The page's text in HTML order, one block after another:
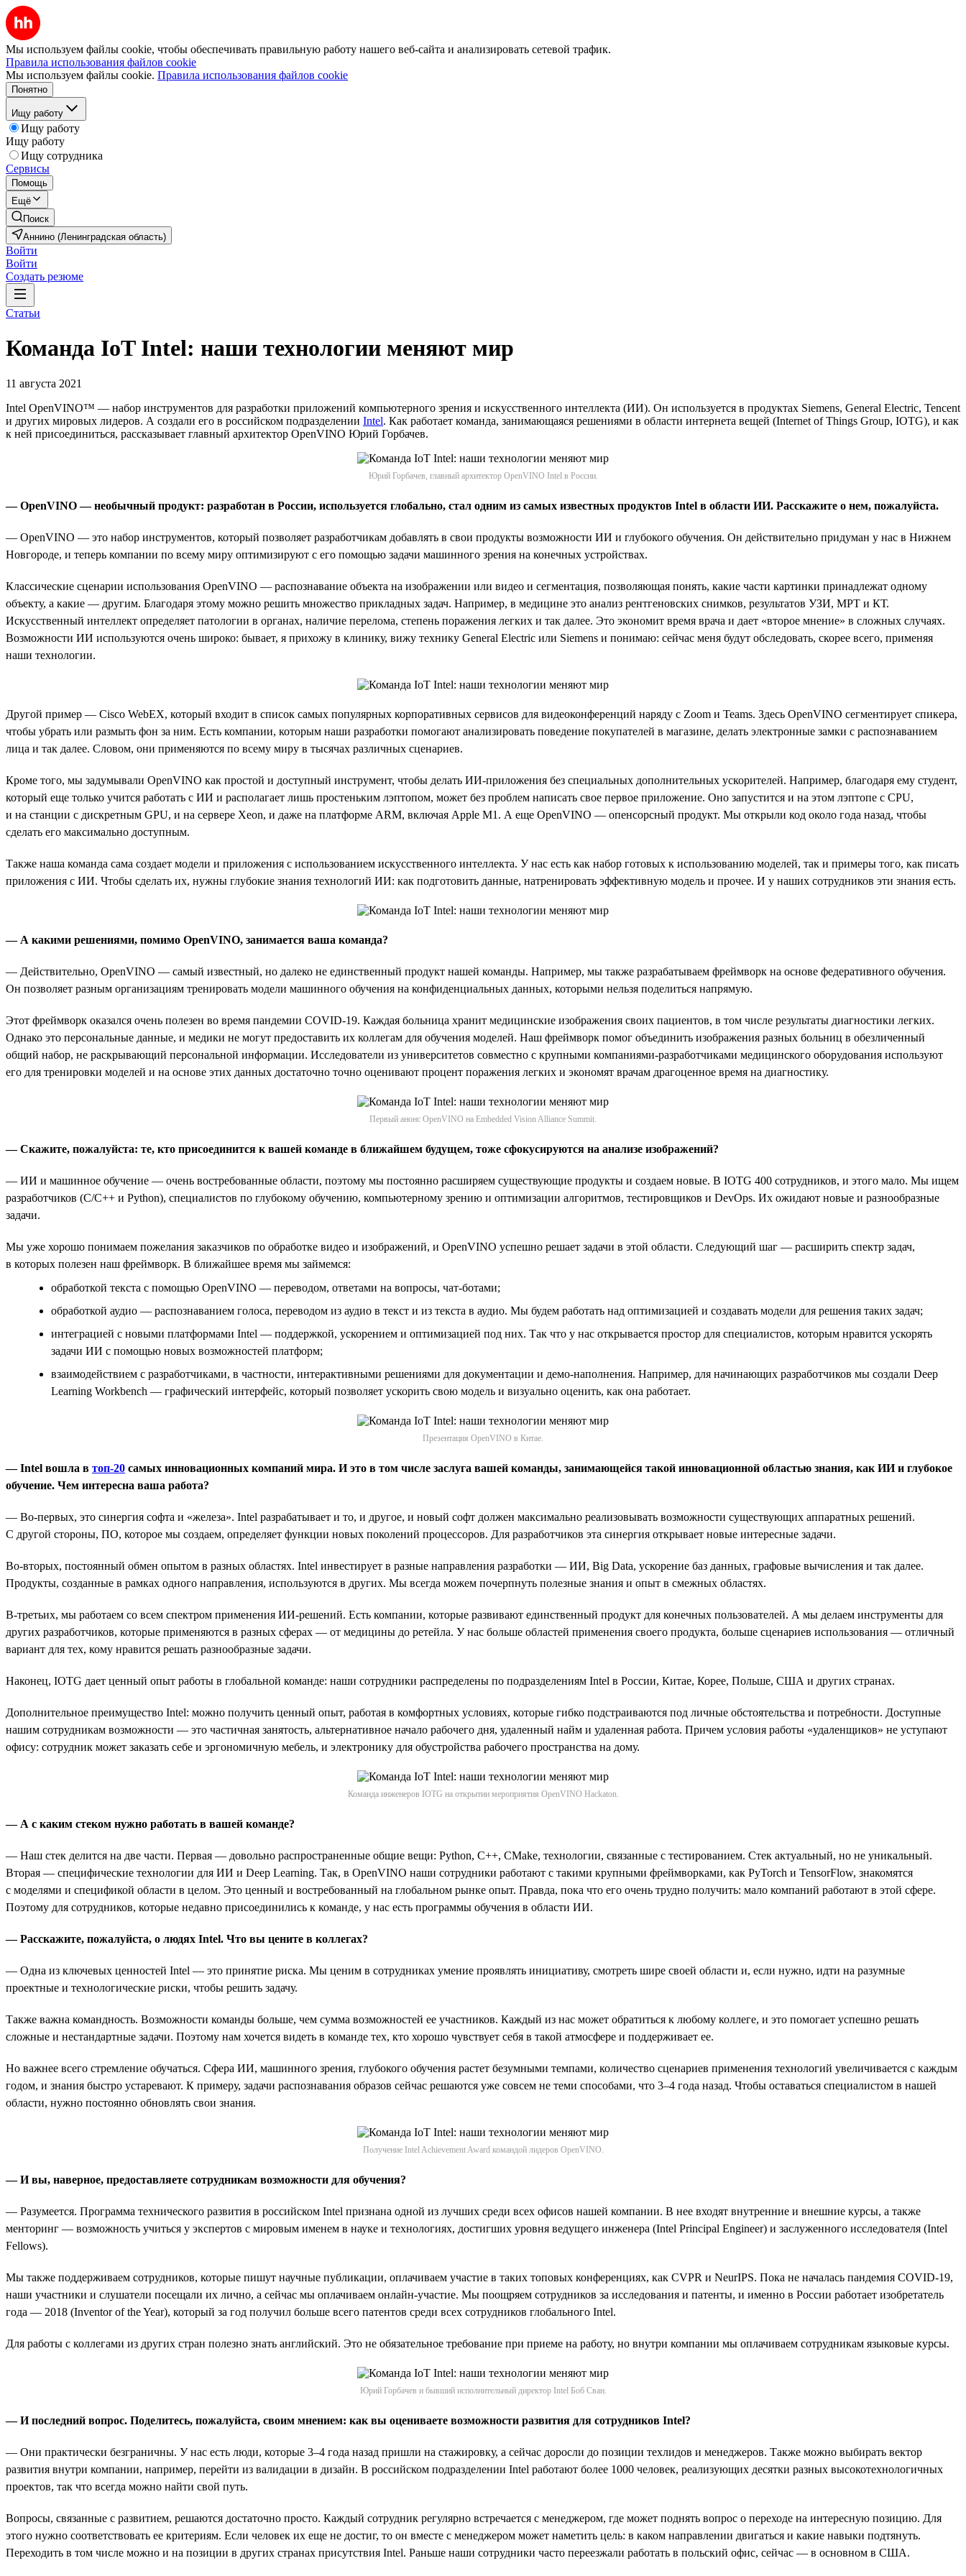
Мы используем файлы cookie, чтобы обеспечивать правильную работу нашего веб-сайта и анализировать сетевой трафик.
Правила использования файлов cookie
Мы используем файлы cookie. Правила использования файлов cookie
Понятно
Ищу работу
Ищу работу
Ищу работу
Ищу сотрудника
Сервисы
Помощь
Ещё
Поиск
Аннино (Ленинградская область)
Войти
Войти
Создать резюме
Статьи
Команда IoT Intel: наши технологии меняют мир
11 августа 2021
Intel OpenVINO™ — набор инструментов для разработки приложений компьютерного зрения и искусственного интеллекта (ИИ). Он используется в продуктах Siemens, General Electric, Tencent
и других мировых лидеров. А создали его в российском подразделении Intel. Как работает команда, занимающаяся решениями в области интернета вещей (Internet of Things Group, IOTG), и как
к ней присоединиться, рассказывает главный архитектор OpenVINO Юрий Горбачев.
Юрий Горбачев, главный архитектор OpenVINO Intel в России.
— OpenVINO — необычный продукт: разработан в России, используется глобально, стал одним из самых известных продуктов Intel в области ИИ. Расскажите о нем, пожалуйста.
— OpenVINO — это набор инструментов, который позволяет разработчикам добавлять в свои продукты возможности ИИ и глубокого обучения. Он действительно придуман у нас в Нижнем
Новгороде, и теперь компании по всему миру оптимизируют с его помощью задачи машинного зрения на конечных устройствах.
Классические сценарии использования OpenVINO — распознавание объекта на изображении или видео и сегментация, позволяющая понять, какие части картинки принадлежат одному
объекту, а какие — другим. Благодаря этому можно решить множество прикладных задач. Например, в медицине это анализ рентгеновских снимков, результатов УЗИ, МРТ и КТ.
Искусственный интеллект определяет патологии в органах, наличие перелома, степень поражения легких и так далее. Это экономит время врача и дает «второе мнение» в сложных случаях.
Возможности ИИ используются очень широко: бывает, я прихожу в клинику, вижу технику General Electric или Siemens и понимаю: сейчас меня будут обследовать, скорее всего, применяя
наши технологии.
Другой пример — Cisco WebEX, который входит в список самых популярных корпоративных сервисов для видеоконференций наряду с Zoom и Teams. Здесь OpenVINO сегментирует спикера,
чтобы убрать или размыть фон за ним. Есть компании, которым наши разработки помогают анализировать поведение покупателей в магазине, делать электронные замки с распознаванием
лица и так далее. Словом, они применяются по всему миру в тысячах различных сценариев.
Кроме того, мы задумывали OpenVINO как простой и доступный инструмент, чтобы делать ИИ-приложения без специальных дополнительных ускорителей. Например, благодаря ему студент,
который еще только учится работать с ИИ и располагает лишь простеньким лэптопом, может без проблем написать свое первое приложение. Оно запустится и на этом лэптопе с CPU,
и на станции с дискретным GPU, и на сервере Xeon, и даже на платформе ARM, включая Apple M1. А еще OpenVINO — опенсорсный продукт. Мы открыли код около года назад, чтобы
сделать его максимально доступным.
Также наша команда сама создает модели и приложения с использованием искусственного интеллекта. У нас есть как набор готовых к использованию моделей, так и примеры того, как писать
приложения с ИИ. Чтобы сделать их, нужны глубокие знания технологий ИИ: как подготовить данные, натренировать эффективную модель и прочее. И у наших сотрудников эти знания есть.
— А какими решениями, помимо OpenVINO, занимается ваша команда?
— Действительно, OpenVINO — самый известный, но далеко не единственный продукт нашей команды. Например, мы также разрабатываем фреймворк на основе федеративного обучения.
Он позволяет разным организациям тренировать модели машинного обучения на конфиденциальных данных, которыми нельзя поделиться напрямую.
Этот фреймворк оказался очень полезен во время пандемии COVID-19. Каждая больница хранит медицинские изображения своих пациентов, в том числе результаты диагностики легких.
Однако это персональные данные, и медики не могут предоставить их коллегам для обучения моделей. Наш фреймворк помог объединить изображения разных больниц в обезличенный
общий набор, не раскрывающий персональной информации. Исследователи из университетов совместно с крупными компаниями-разработчиками медицинского оборудования используют
его для тренировки моделей и на основе этих данных достаточно точно оценивают процент поражения легких и экономят врачам драгоценное время на диагностику.
Первый анонс OpenVINO на Embedded Vision Alliance Summit.
— Скажите, пожалуйста: те, кто присоединится к вашей команде в ближайшем будущем, тоже сфокусируются на анализе изображений?
— ИИ и машинное обучение — очень востребованные области, поэтому мы постоянно расширяем существующие продукты и создаем новые. В IOTG 400 сотрудников, и этого мало. Мы ищем
разработчиков (С/С++ и Python), специалистов по глубокому обучению, компьютерному зрению и оптимизации алгоритмов, тестировщиков и DevOps. Их ожидают новые и разнообразные
задачи.
Мы уже хорошо понимаем пожелания заказчиков по обработке видео и изображений, и OpenVINO успешно решает задачи в этой области. Следующий шаг — расширить спектр задач,
в которых полезен наш фреймворк. В ближайшее время мы займемся:
обработкой текста с помощью OpenVINO — переводом, ответами на вопросы, чат-ботами;
обработкой аудио — распознаванием голоса, переводом из аудио в текст и из текста в аудио. Мы будем работать над оптимизацией и создавать модели для решения таких задач;
интеграцией с новыми платформами Intel — поддержкой, ускорением и оптимизацией под них. Так что у нас открывается простор для специалистов, которым нравится ускорять
задачи ИИ с помощью новых возможностей платформ;
взаимодействием с разработчиками, в частности, интерактивными решениями для документации и демо-наполнения. Например, для начинающих разработчиков мы создали Deep
Learning Workbench — графический интерфейс, который позволяет ускорить свою модель и визуально оценить, как она работает.
Презентация OpenVINO в Китае.
— Intel вошла в топ-20 самых инновационных компаний мира. И это в том числе заслуга вашей команды, занимающейся такой инновационной областью знания, как ИИ и глубокое
обучение. Чем интересна ваша работа?
— Во-первых, это синергия софта и «железа». Intel разрабатывает и то, и другое, и новый софт должен максимально реализовывать возможности существующих аппаратных решений.
С другой стороны, ПО, которое мы создаем, определяет функции новых поколений процессоров. Для разработчиков эта синергия открывает новые интересные задачи.
Во-вторых, постоянный обмен опытом в разных областях. Intel инвестирует в разные направления разработки — ИИ, Big Data, ускорение баз данных, графовые вычисления и так далее.
Продукты, созданные в рамках одного направления, используются в других. Мы всегда можем почерпнуть полезные знания и опыт в смежных областях.
В-третьих, мы работаем со всем спектром применения ИИ-решений. Есть компании, которые развивают единственный продукт для конечных пользователей. А мы делаем инструменты для
других разработчиков, которые применяются в разных сферах — от медицины до ретейла. У нас больше областей применения своего продукта, больше сценариев использования — отличный
вариант для тех, кому нравится решать разнообразные задачи.
Наконец, IOTG дает ценный опыт работы в глобальной команде: наши сотрудники распределены по подразделениям Intel в России, Китае, Корее, Польше, США и других странах.
Дополнительное преимущество Intel: можно получить ценный опыт, работая в комфортных условиях, которые гибко подстраиваются под личные обстоятельства и потребности. Доступные
нашим сотрудникам возможности — это частичная занятость, альтернативное начало рабочего дня, удаленный найм и удаленная работа. Причем условия работы «удаленщиков» не уступают
офису: сотрудник может заказать себе и эргономичную мебель, и электронику для обустройства рабочего пространства на дому.
Команда инженеров IOTG на открытии мероприятия OpenVINO Hackaton.
— А с каким стеком нужно работать в вашей команде?
— Наш стек делится на две части. Первая — довольно распространенные общие вещи: Python, C++, CMake, технологии, связанные с тестированием. Стек актуальный, но не уникальный.
Вторая — специфические технологии для ИИ и Deep Learning. Так, в OpenVINO наши сотрудники работают с такими крупными фреймворками, как PyTorch и TensorFlow, знакомятся
с моделями и спецификой области в целом. Это ценный и востребованный на глобальном рынке опыт. Правда, пока что его очень трудно получить: мало компаний работают в этой сфере.
Поэтому для сотрудников, которые недавно присоединились к команде, у нас есть программы обучения в области ИИ.
— Расскажите, пожалуйста, о людях Intel. Что вы цените в коллегах?
— Одна из ключевых ценностей Intel — это принятие риска. Мы ценим в сотрудниках умение проявлять инициативу, смотреть шире своей области и, если нужно, идти на разумные
проектные и технологические риски, чтобы решить задачу.
Также важна командность. Возможности команды больше, чем сумма возможностей ее участников. Каждый из нас может обратиться к любому коллеге, и это помогает успешно решать
сложные и нестандартные задачи. Поэтому нам хочется видеть в команде тех, кто хорошо чувствует себя в такой атмосфере и поддерживает ее.
Но важнее всего стремление обучаться. Сфера ИИ, машинного зрения, глубокого обучения растет безумными темпами, количество сценариев применения технологий увеличивается с каждым
годом, и знания быстро устаревают. К примеру, задачи распознавания образов сейчас решаются уже совсем не теми способами, что 3–4 года назад. Чтобы оставаться специалистом в нашей
области, нужно постоянно обновлять свои знания.
Получение Intel Achievement Award командой лидеров OpenVINO.
— И вы, наверное, предоставляете сотрудникам возможности для обучения?
— Разумеется. Программа технического развития в российском Intel признана одной из лучших среди всех офисов нашей компании. В нее входят внутренние и внешние курсы, а также
менторинг — возможность учиться у экспертов с мировым именем в науке и технологиях, достигших уровня ведущего инженера (Intel Principal Engineer) и заслуженного исследователя (Intel
Fellows).
Мы также поддерживаем сотрудников, которые пишут научные публикации, оплачиваем участие в таких топовых конференциях, как CVPR и NeurIPS. Пока не началась пандемия COVID-19,
наши участники и слушатели посещали их лично, а сейчас мы оплачиваем онлайн-участие. Мы поощряем сотрудников за исследования и патенты, и именно в России работает изобретатель
года — 2018 (Inventor of the Year), который за год получил больше всего патентов среди всех сотрудников глобального Intel.
Для работы с коллегами из других стран полезно знать английский. Это не обязательное требование при приеме на работу, но внутри компании мы оплачиваем сотрудникам языковые курсы.
Юрий Горбачев и бывший исполнительный директор Intel Боб Сван.
— И последний вопрос. Поделитесь, пожалуйста, своим мнением: как вы оцениваете возможности развития для сотрудников Intel?
— Они практически безграничны. У нас есть люди, которые 3–4 года назад пришли на стажировку, а сейчас доросли до позиции техлидов и менеджеров. Также можно выбирать вектор
развития внутри компании, например, перейти из валидации в дизайн. В российском подразделении Intel работают более 1000 человек, реализующих десятки разных высокотехнологичных
проектов, так что всегда можно найти свой путь.
Вопросы, связанные с развитием, решаются достаточно просто. Каждый сотрудник регулярно встречается с менеджером, где может поднять вопрос о переходе на интересную позицию. Для
этого нужно соответствовать ее критериям. Если человек их еще не достиг, то он вместе с менеджером может наметить цель: в каком направлении двигаться и какие навыки подтянуть.
Переходить в том числе можно и на позиции в других странах присутствия Intel. Раньше наши сотрудники часто переезжали работать в польский офис, сейчас — в основном в США.